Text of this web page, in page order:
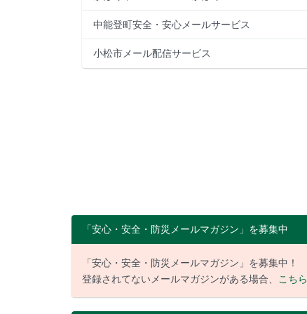
中能登町安全・安心メールサービス
小松市メール配信サービス
「安心・安全・防災メールマガジン」を募集中
「安心・安全・防災メールマガジン」を募集中！
登録されてないメールマガジンがある場合、 こちら